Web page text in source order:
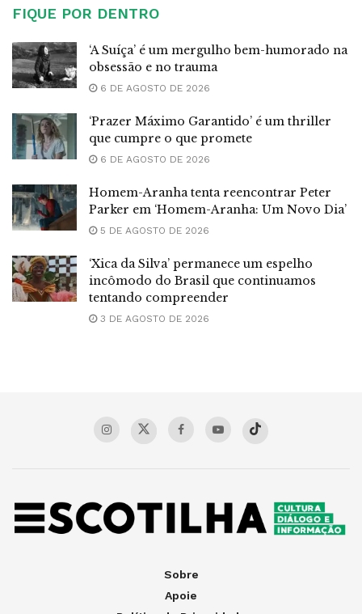
FIQUE POR DENTRO
‘A Suíça’ é um mergulho bem-humorado na
obsessão e no trauma
6 DE AGOSTO DE 2026
‘Prazer Máximo Garantido’ é um thriller
que cumpre o que promete
6 DE AGOSTO DE 2026
Homem-Aranha tenta reencontrar Peter
Parker em ‘Homem-Aranha: Um Novo Dia’
5 DE AGOSTO DE 2026
‘Xica da Silva’ permanece um espelho
incômodo do Brasil que continuamos
tentando compreender
3 DE AGOSTO DE 2026
Sobre
Apoie